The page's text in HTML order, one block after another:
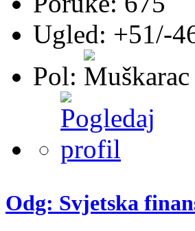
Ugled: +51/-
Pol:
Odg: Svjetska